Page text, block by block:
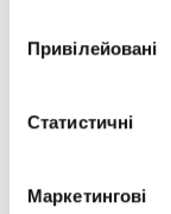
Привілейовані
Статистичні
Маркетингові